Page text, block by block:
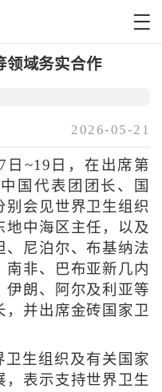
领域务实合作
2026-05-21
~19日，在出席第
国代表团团长、国
别会见世界卫生组织
地中海区主任，以及
、尼泊尔、布基纳法
南非、巴布亚新几内
伊朗、阿尔及利亚等
，并出席金砖国家卫
生组织及有关国家
，表示支持世界卫生